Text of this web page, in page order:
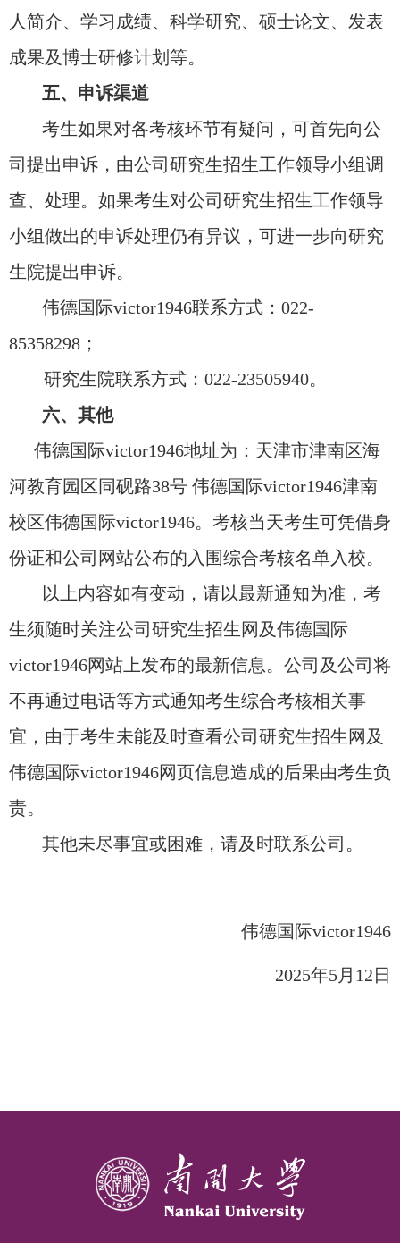
人简介、学习成绩、科学研究、硕士论文、发表
成果及博士研修计划等。
五、申诉渠道
考生如果对各考核环节有疑问，可首先向公
司提出申诉，由公司研究生招生工作领导小组调
查、处理。如果考生对公司研究生招生工作领导
小组做出的申诉处理仍有异议，可进一步向研究
生院提出申诉。
伟德国际victor1946联系方式：022-
85358298 ；
研究生院联系方式：022-23505940。
六、其他
伟德国际victor1946地址为：天津市津南区海
河教育园区同砚路38号 伟德国际victor1946津南
校区伟德国际victor1946。考核当天考生可凭借身
份证和公司网站公布的入围综合考核名单入校。
以上内容如有变动，请以最新通知为准，考
生须随时关注公司研究生招生网及伟德国际
victor1946网站上发布的最新信息。公司及公司将
不再通过电话等方式通知考生综合考核相关事
宜，由于考生未能及时查看公司研究生招生网及
伟德国际victor1946网页信息造成的后果由考生负
责。
其他未尽事宜或困难，请及时联系公司。
伟德国际victor1946
2025年5月 12 日